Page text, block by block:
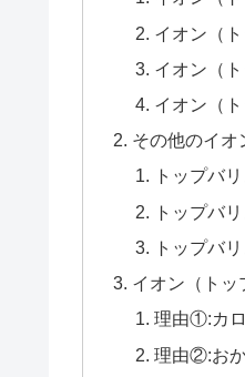
イオン（
イオン（
イオン（
その他のイオ
トップバ
トップバ
トップバ
イオン（トッ
理由①:カ
理由②:お